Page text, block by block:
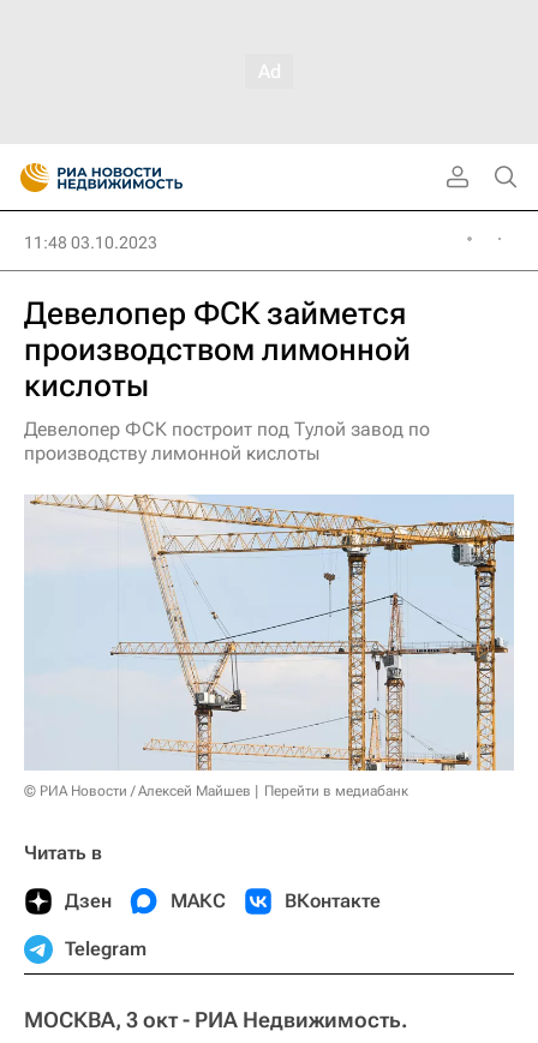
11:48 03.10.2023
Девелопер ФСК займется
производством лимонной
кислоты
Девелопер ФСК построит под Тулой завод по
производству лимонной кислоты
© РИА Новости / Алексей Майшев Перейти в медиабанк
Читать в
Дзен МАКС ВКонтакте
Telegram
МОСКВА, 3 окт - РИА Недвижимость.